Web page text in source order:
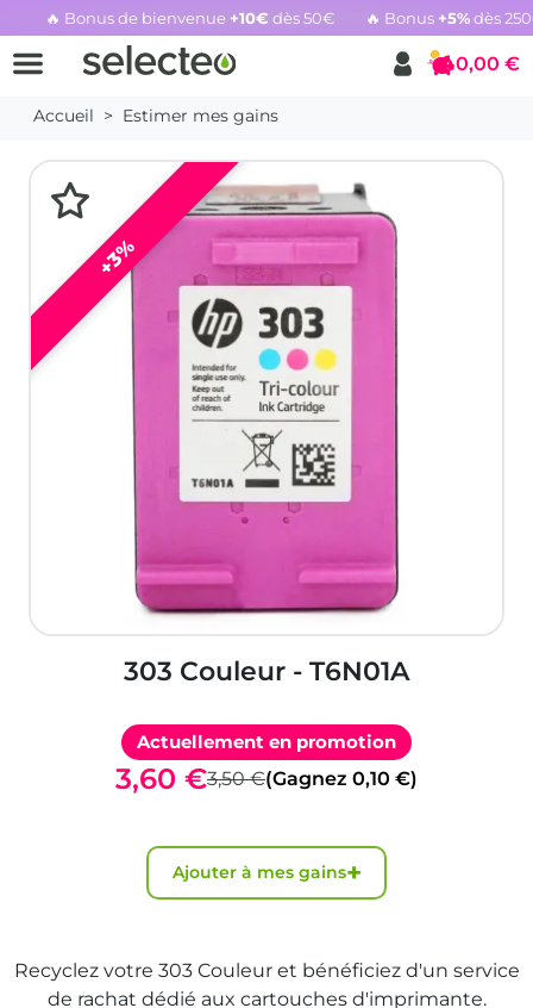
🔥 Bonus de bienvenue +10€ dès 50€ 🔥 Bonus +5%dès
Rachat cartouche vide, voir l'offre promotionnelle
Panier
0,00 €
Accueil Estimer mes gains
+3%
303 Couleur - T6N01A
Actuellement en promotion
3,60 €3,50 €(Gagnez 0,10 €)
Ajouter à mes gains+
Recyclez votre 303 Couleur et bénéficiez d'un service
de rachat dédié aux cartouches d'imprimante.